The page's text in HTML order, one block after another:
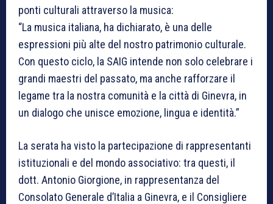
ponti culturali attraverso la musica:
“La musica italiana, ha dichiarato, è una delle
espressioni più alte del nostro patrimonio culturale.
Con questo ciclo, la SAIG intende non solo celebrare i
grandi maestri del passato, ma anche rafforzare il
legame tra la nostra comunità e la città di Ginevra, in
un dialogo che unisce emozione, lingua e identità.”
La serata ha visto la partecipazione di rappresentanti
istituzionali e del mondo associativo: tra questi, il
dott. Antonio Giorgione, in rappresentanza del
Consolato Generale d’Italia a Ginevra, e il Consigliere